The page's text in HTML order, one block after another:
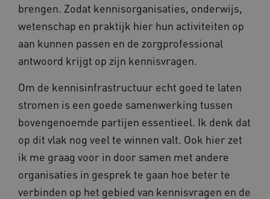
brengen. Zodat kennisorganisaties, onderwijs,
wetenschap en praktijk hier hun activiteiten op
aan kunnen passen en de zorgprofessional
antwoord krijgt op zijn kennisvragen.
Om de kennisinfrastructuur echt goed te laten
stromen is een goede samenwerking tussen
bovengenoemde partijen essentieel. Ik denk dat
op dit vlak nog veel te winnen valt. Ook hier zet
ik me graag voor in door samen met andere
organisaties in gesprek te gaan hoe beter te
verbinden op het gebied van kennisvragen en de